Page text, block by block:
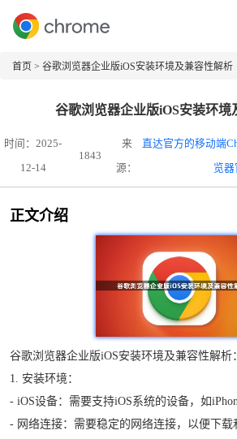
首页 > 谷歌浏览器企业版iOS安装环境及兼容性解析
谷歌浏览器企业版iOS安装环境
时间：2025-
12-14
1843
来
源：
直达官方的移动端
览器
正文介绍
谷歌浏览器企业版iOS安装环境及兼容性解析：
1. 安装环境：
- iOS设备：需要支持iOS系统的设备，如
- 网络连接：需要稳定的网络连接，以便下载